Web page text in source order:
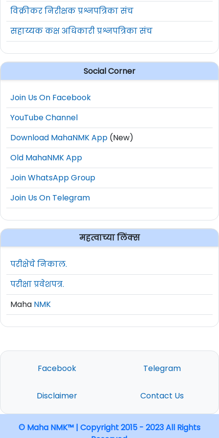
Indian Navy SSC Officer Recruitment 2026
Details:
Post Name
1 SSC Officer
Cadre Wise Details:
Sr.
No.
Branch/Cadre
Executive Branch
1
SSC General Service (GS /
76
2 SSC Pilot 25
3
Naval Air Operations
SSC Air Traffic Controller
(ATC)
5 SSC Logistics 10
Technical Branch
विक्रीकर निरीक्षक प्रश्नपत्रिका संच
सहाय्यक कक्ष अधिकारी प्रश्नपत्रिका संच
Social Corner
Join Us On Facebook
YouTube Channel
Download MahaNMK App (New)
Old MahaNMK App
Join WhatsApp Group
Join Us On Telegram
महत्वाच्या लिंक्स
परीक्षेचे निकाल.
परीक्षा प्रवेशपत्र.
Maha NMK
Facebook Telegram
Disclaimer Contact Us
© Maha NMK™ | Copyright 2015 - 2023 All Rights